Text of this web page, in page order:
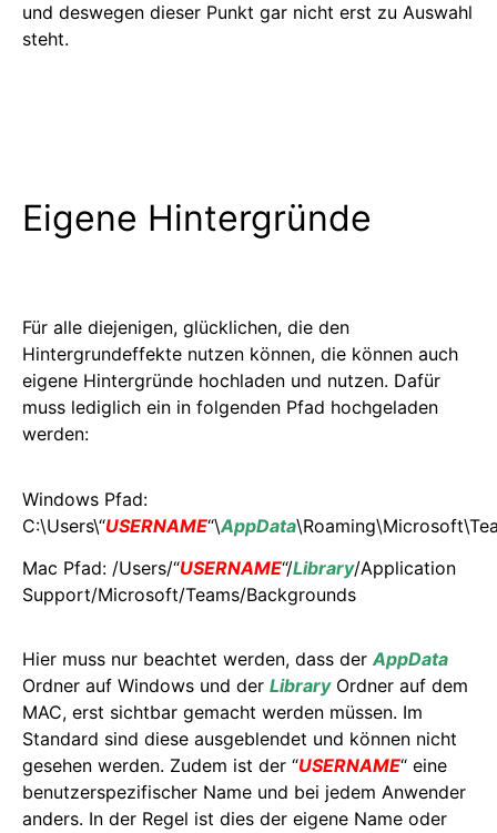
und deswegen dieser Punkt gar nicht erst zu Auswahl
steht.
Eigene Hintergründe
Für alle diejenigen, glücklichen, die den
Hintergrundeffekte nutzen können, die können auch
eigene Hintergründe hochladen und nutzen. Dafür
muss lediglich ein in folgenden Pfad hochgeladen
werden:
Windows Pfad:
C:\Users\“USERNAME“\AppData
Mac Pfad: /Users/“USERNAME“/Library/Application
Support/Microsoft/Teams/Backgrounds
Hier muss nur beachtet werden, dass derAppData
Ordner auf Windows und der Library Ordner auf dem
MAC, erst sichtbar gemacht werden müssen. Im
Standard sind diese ausgeblendet und können nicht
gesehen werden. Zudem ist der “USERNAME“ eine
benutzerspezifischer Name und bei jedem Anwender
anders. In der Regel ist dies der eigene Name oder